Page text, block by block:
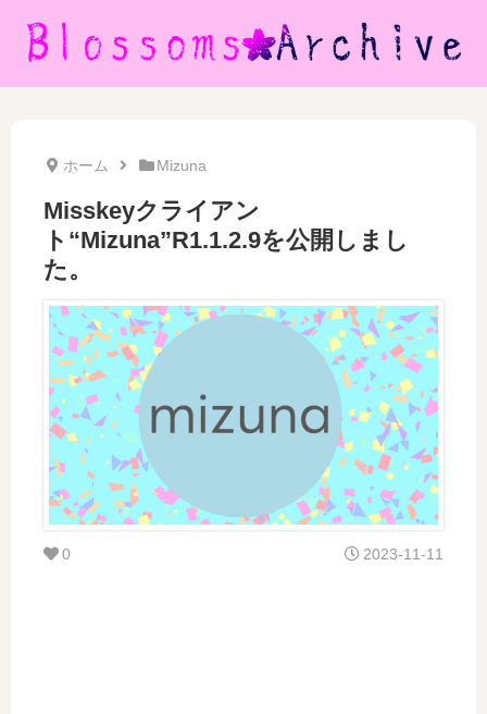
ホーム Mizuna
Misskeyクライアン
ト“Mizuna”R1.1.2.9を公開しまし
た。
0 2023-11-11